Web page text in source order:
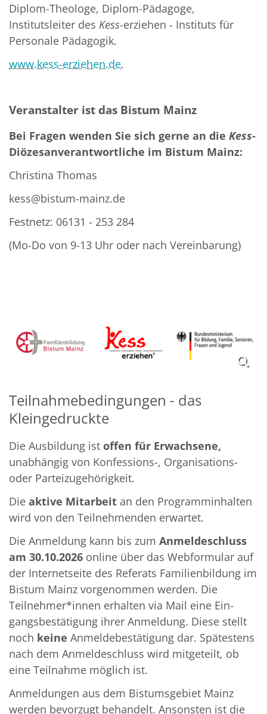
Diplom-Theologe, Diplom-Pädagoge,
Institutsleiter des Kess-erziehen - Instituts für
Personale Pädagogik.
www.kess-erziehen.de.
Veranstalter ist das Bistum Mainz
Bei Fragen wenden Sie sich gerne an die Kess-
Diözesanverantwortliche im Bistum Mainz:
Christina Thomas
kess@bistum-mainz.de
Festnetz: 06131 - 253 284
(Mo-Do von 9-13 Uhr oder nach Vereinbarung)
Teilnahmebedingungen - das
Kleingedruckte
Die Ausbildung ist offen für Erwachsene,
unabhängig von Konfessions-, Organisations-
oder Parteizugehörigkeit.
Die aktive Mitarbeit an den Programminhalten
wird von den Teilnehmenden erwartet.
Die Anmeldung kann bis zum Anmeldeschluss
am 30.10.2026 online über das Webformular auf
der Internetseite des Referats Familienbildung im
Bistum Mainz vorgenommen werden. Die
Teilnehmer*innen erhalten via Mail eine Ein­
gangsbestätigung ihrer Anmeldung. Diese stellt
noch keine Anmeldebestätigung dar. Spätestens
nach dem Anmeldeschluss wird mitgeteilt, ob
eine Teilnahme möglich ist.
Anmeldungen aus dem Bistumsgebiet Mainz
werden bevorzugt behandelt. Ansonsten ist die